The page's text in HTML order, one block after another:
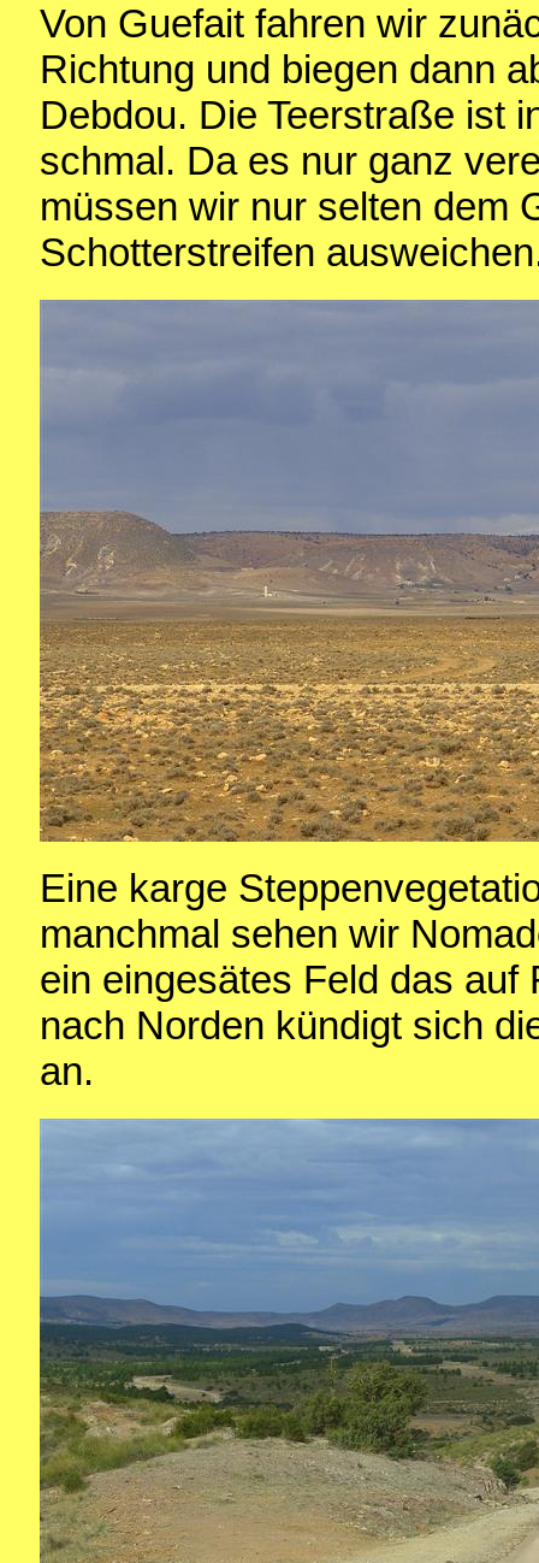
Von Guefait fahren wir
Richtung und biegen dann
Debdou. Die Teerstraße ist
schmal. Da es nur ganz
müssen wir nur selten dem
Schotterstreifen
Eine karge
manchmal sehen wir
ein eingesätes Feld das auf
nach Norden kündigt sich
an.